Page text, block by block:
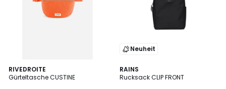
RIVEDROITE
Gürteltasche CUSTINE
2
Farben
Neuheit
RAINS
Rucksack CLIP FRONT
2
Farben